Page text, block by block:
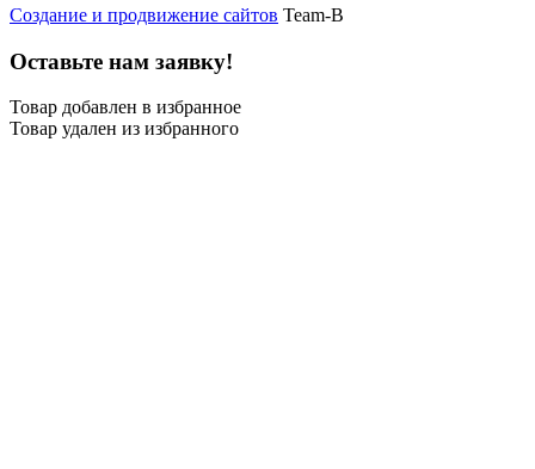
Создание и продвижение сайтов Team-B
Оставьте нам заявку!
Товар добавлен в избранное
Товар удален из избранного